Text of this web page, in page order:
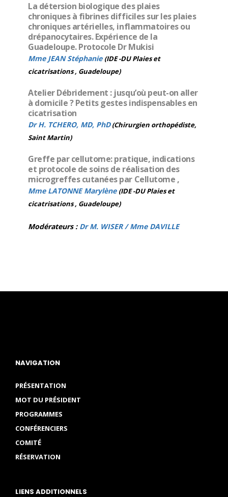
La détersion biologique des plaies
chroniques à fibrines difficiles sur les plaies
chroniques artérielles, inflammatoires ou
drépanocytaires. Expérience de la
Guadeloupe. Protocole Dr Mukisi
Mme JEAN Stéphanie (IDE -DU Plaies et
cicatrisations , Guadeloupe)
Atelier Débridement : jusqu’où peut-on aller
à domicile ? Petits gestes indispensables en
cicatrisation
Dr H. TCHERO, MD, PhD(Chirurgien orthopédiste,
Saint Martin)
Greffe par cellutome: pratique, indications
et protocole de soins de réalisation des
microgreffes cutanées par Cellutome ,
Mme LATONNE Marylène (IDE -DU Plaies et
cicatrisations , Guadeloupe)
Modérateurs :Dr M. WISER / Mme DAVILLE
NAVIGATION
PRÉSENTATION
MOT DU PRÉSIDENT
PROGRAMMES
CONFÉRENCIERS
COMITÉ
RÉSERVATION
LIENS ADDITIONNELS